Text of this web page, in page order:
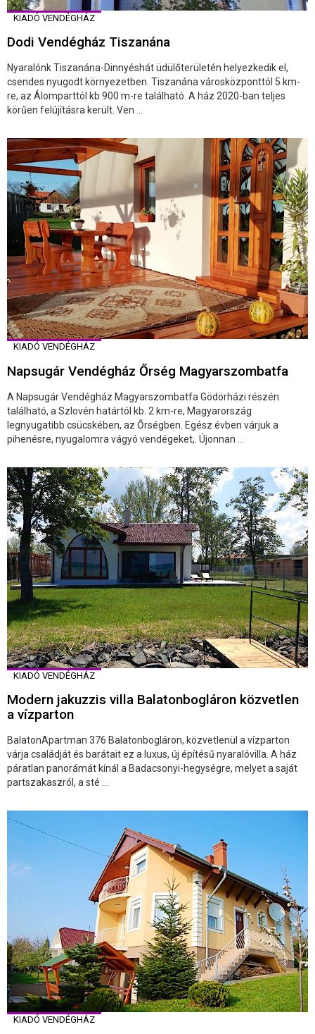
KIADÓ VENDÉGHÁZ
Dodi Vendégház Tiszanána
Nyaralónk Tiszanána-Dinnyéshát üdülőterületén helyezkedik el,
csendes nyugodt környezetben. Tiszanána városközponttól 5 km-
re, az Álomparttól kb 900 m-re található. A ház 2020-ban teljes
körűen felújításra került. Ven ...
KIADÓ VENDÉGHÁZ
Napsugár Vendégház Őrség Magyarszombatfa
A Napsugár Vendégház Magyarszombatfa Gödörházi részén
található, a Szlovén határtól kb. 2 km-re, Magyarország
legnyugatibb csücskében, az Őrségben. Egész évben várjuk a
pihenésre, nyugalomra vágyó vendégeket,. Újonnan ...
KIADÓ VENDÉGHÁZ
Modern jakuzzis villa Balatonbogláron közvetlen
a vízparton
BalatonApartman 376 Balatonbogláron, közvetlenül a vízparton
várja családját és barátait ez a luxus, új építésű nyaralóvilla. A ház
páratlan panorámát kínál a Badacsonyi-hegységre, melyet a saját
partszakaszról, a sté ...
KIADÓ VENDÉGHÁZ